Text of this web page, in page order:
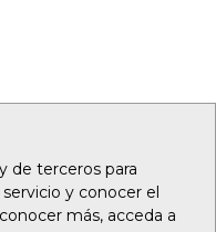
de terceros para
y conocer el
más, acceda a